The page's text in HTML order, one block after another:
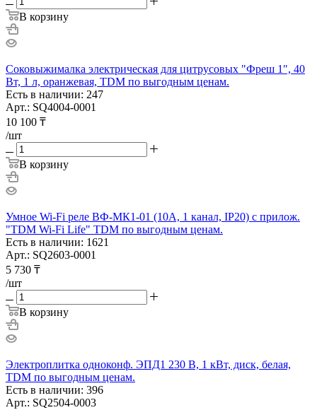
В корзину
Соковыжималка электрическая для цитрусовых "Фреш 1", 40
Вт, 1 л, оранжевая, TDM по выгодным ценам.
Есть в наличии: 247
Арт.: SQ4004-0001
10 100 ₸
/шт
В корзину
Умное Wi-Fi реле ВФ-МК1-01 (10А, 1 канал, IP20) с прилож.
"TDM Wi-Fi Life" TDM по выгодным ценам.
Есть в наличии: 1621
Арт.: SQ2603-0001
5 730 ₸
/шт
В корзину
Электроплитка одноконф. ЭПД1 230 В, 1 кВт, диск, белая,
TDM по выгодным ценам.
Есть в наличии: 396
Арт.: SQ2504-0003